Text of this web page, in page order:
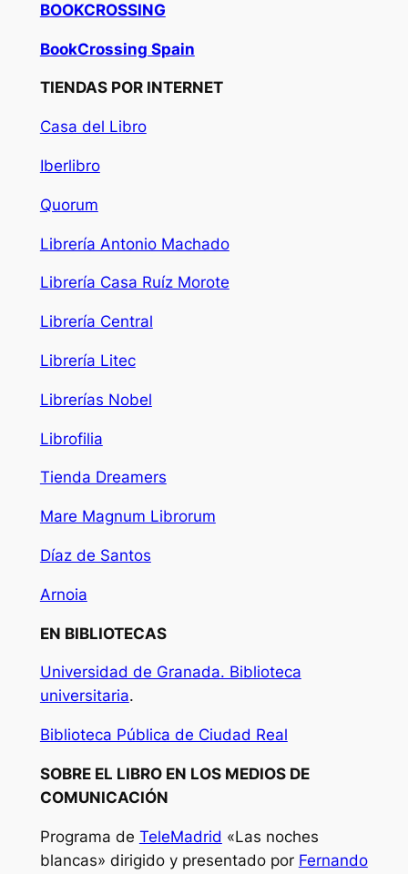
BOOKCROSSING
BookCrossing Spain
TIENDAS POR INTERNET
Casa del Libro
Iberlibro
Quorum
Librería Antonio Machado
Librería Casa Ruíz Morote
Librería Central
Librería Litec
Librerías Nobel
Librofilia
Tienda Dreamers
Mare Magnum Librorum
Díaz de Santos
Arnoia
EN BIBLIOTECAS
Universidad de Granada. Biblioteca
universitaria.
Biblioteca Pública de Ciudad Real
SOBRE EL LIBRO EN LOS MEDIOS DE
COMUNICACIÓN
Programa de TeleMadrid «Las noches
blancas» dirigido y presentado por Fernando